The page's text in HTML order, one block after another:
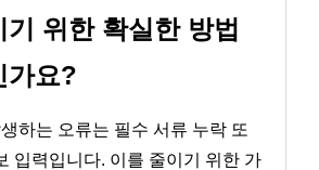
기 위한 확실한 방법
가요?
하는 오류는 필수 서류 누락 또
입력입니다. 이를 줄이기 위한 가